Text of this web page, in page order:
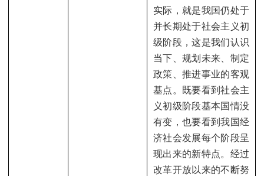
实际，就是我国仍处于
并长期处于社会主义初
级阶段，这是我们认识
当下、规划未来、制定
政策、推进事业的客观
基点。既要看到社会主
义初级阶段基本国情没
有变，也要看到我国经
济社会发展每个阶段呈
现出来的新特点。经过
改革开放以来的不断努